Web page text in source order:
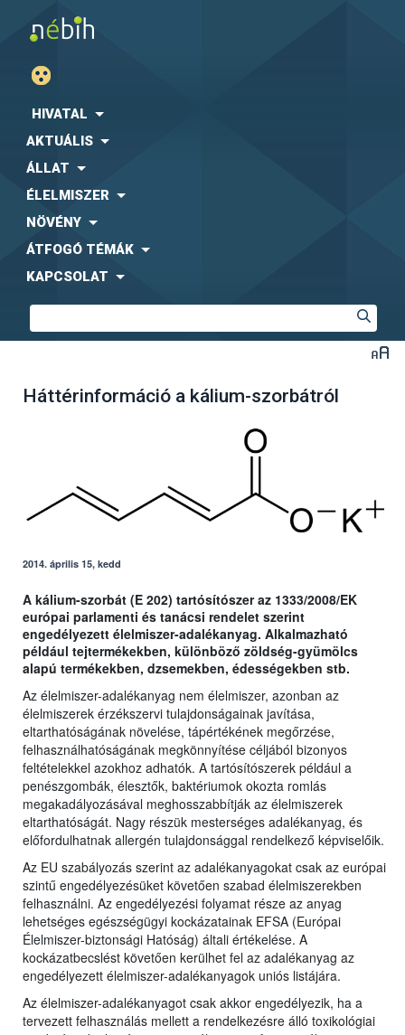
HIVATAL
AKTUÁLIS
ÁLLAT
ÉLELMISZER
NÖVÉNY
ÁTFOGÓ TÉMÁK
KAPCSOLAT
Háttérinformáció a kálium-szorbátról
2014. április 15, kedd
A kálium-szorbát (E 202) tartósítószer az 1333/2008/EK
európai parlamenti és tanácsi rendelet szerint
engedélyezett élelmiszer-adalékanyag. Alkalmazható
például tejtermékekben, különböző zöldség-gyümölcs
alapú termékekben, dzsemekben, édességekben stb.
Az élelmiszer-adalékanyag nem élelmiszer, azonban az
élelmiszerek érzékszervi tulajdonságainak javítása,
eltarthatóságának növelése, tápértékének megőrzése,
felhasználhatóságának megkönnyítése céljából bizonyos
feltételekkel azokhoz adhatók. A tartósítószerek például a
penészgombák, élesztők, baktériumok okozta romlás
megakadályozásával meghosszabbítják az élelmiszerek
eltarthatóságát. Nagy részük mesterséges adalékanyag, és
előfordulhatnak allergén tulajdonsággal rendelkező képviselőik.
Az EU szabályozás szerint az adalékanyagokat csak az európai
szintű engedélyezésüket követően szabad élelmiszerekben
felhasználni. Az engedélyezési folyamat része az anyag
lehetséges egészségügyi kockázatainak EFSA (Európai
Élelmiszer-biztonsági Hatóság) általi értékelése. A
kockázatbecslést követően kerülhet fel az adalékanyag az
engedélyezett élelmiszer-adalékanyagok uniós listájára.
Az élelmiszer-adalékanyagot csak akkor engedélyezik, ha a
tervezett felhasználás mellett a rendelkezésre álló toxikológiai